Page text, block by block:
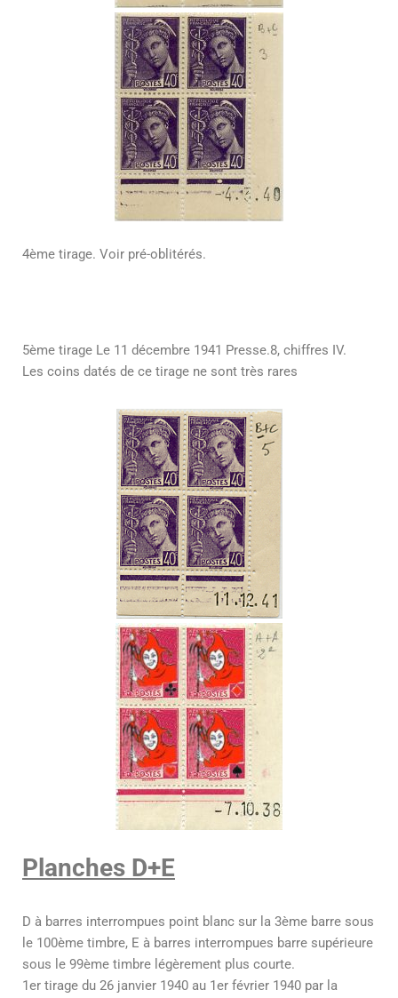
4ème tirage. Voir pré-oblitérés.
5ème tirage Le 11 décembre 1941 Presse.8, chiffres IV.
Les coins datés de ce tirage ne sont très rares
Planches D+E
D à barres interrompues point blanc sur la 3ème barre sous
le 100ème timbre, E à barres interrompues barre supérieure
sous le 99ème timbre légèrement plus courte.
1er tirage du 26 janvier 1940 au 1er février 1940 par la